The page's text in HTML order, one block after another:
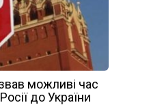
можливі час
до України